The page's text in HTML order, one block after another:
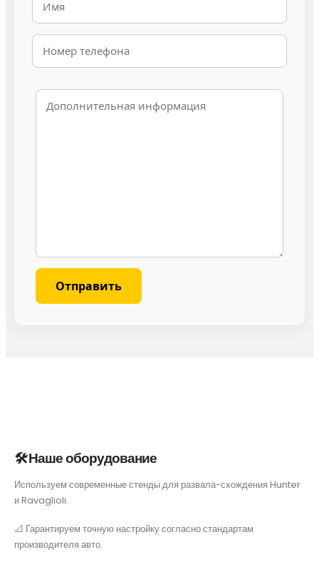
🛠 Наше оборудование
Используем современные стенды для развала-схождения Hunter
и Ravaglioli.
📐 Гарантируем точную настройку согласно стандартам
производителя авто.